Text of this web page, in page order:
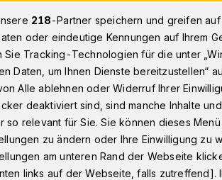
Bus
Bus
218-Partner speichern und greifen
oder eindeutige Kennungen auf Ihrem
Sie Tracking-Technologien für die unter
Daten, um Ihnen Dienste bereitzustellen“
Alle ablehnen oder Widerruf Ihrer
deaktiviert sind, sind manche Inhalte
so relevant für Sie. Sie können dieses
zu ändern oder Ihre Einwilligung zu
am unteren Rand der Webseite
links auf der Webseite, falls zutreffend].